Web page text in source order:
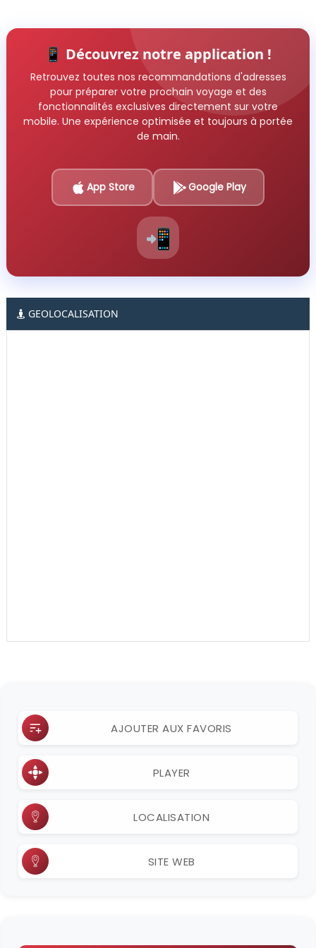
📱 Découvrez notre application !
Retrouvez toutes nos recommandations d'adresses
pour préparer votre prochain voyage et des
fonctionnalités exclusives directement sur votre
mobile. Une expérience optimisée et toujours à portée
de main.
App Store Google Play
📲
GEOLOCALISATION
AJOUTER AUX FAVORIS
PLAYER
LOCALISATION
SITE WEB